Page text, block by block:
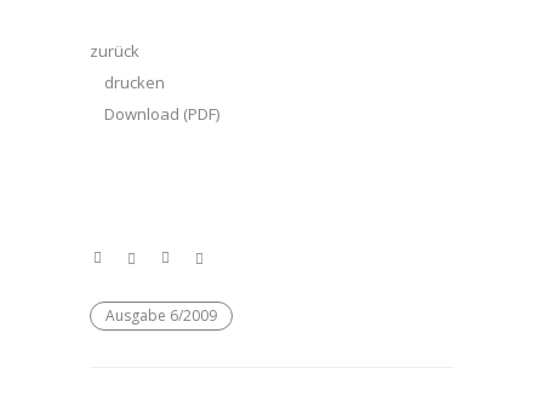
zurück
drucken
Download (PDF)
Ausgabe 6/2009